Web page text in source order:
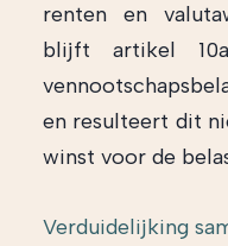
renten en
blijft artikel
en resulteert dit
winst voor de
Verduidelijking